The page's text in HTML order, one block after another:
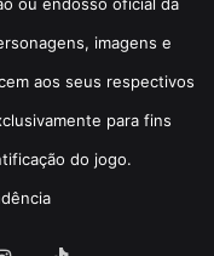
ou endosso oficial da
imagens e
aos seus respectivos
para fins
do jogo.